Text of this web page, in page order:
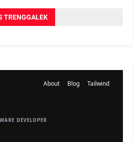
TRENGGALEK